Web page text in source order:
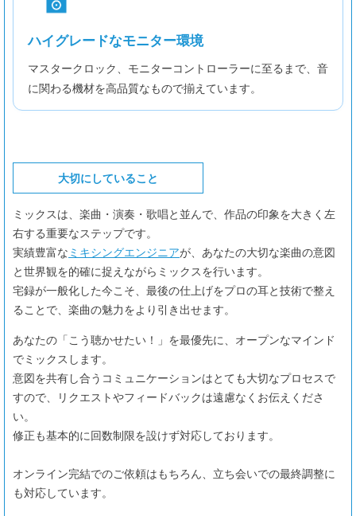
ハイグレードなモニター環境
マスタークロック、モニターコントローラーに至るまで、音
に関わる機材を高品質なもので揃えています。
大切にしていること
ミックスは、楽曲・演奏・歌唱と並んで、作品の印象を大きく左
右する重要なステップです。
実績豊富な ミキシングエンジニアが、あなたの大切な楽曲の意図
と世界観を的確に捉えながらミックスを行います。
宅録が一般化した今こそ、最後の仕上げをプロの耳と技術で整え
ることで、楽曲の魅力をより引き出せます。
あなたの「こう聴かせたい！」を最優先に、オープンなマインド
でミックスします。
意図を共有し合うコミュニケーションはとても大切なプロセスで
すので、リクエストやフィードバックは遠慮なくお伝えくださ
い。
修正も基本的に回数制限を設けず対応しております。
オンライン完結でのご依頼はもちろん、立ち会いでの最終調整に
も対応しています。